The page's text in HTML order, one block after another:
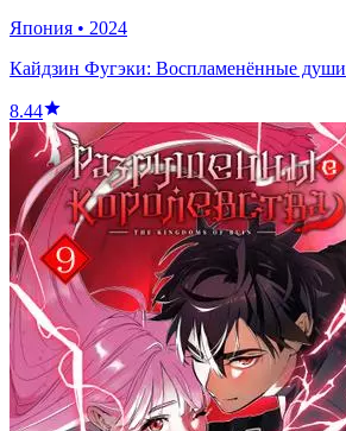
Япония • 2024
Кайдзин Фугэки: Воспламенённые души
8.44